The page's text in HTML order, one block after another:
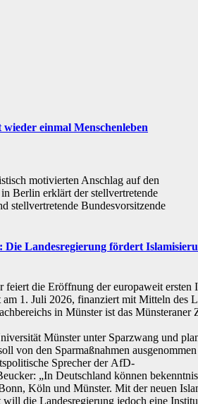
wieder einmal Menschenleben
motivierten Anschlag auf den
Berlin erklärt der stellvertretende
stellvertretende Bundesvorsitzende
Landesregierung fördert
feiert die Eröffnung der europaweit ersten
1. Juli 2026, finanziert mit Mitteln des
in Münster ist das
Münster unter Sparzwang und
von den Sparmaßnahmen
Sprecher der AfD-
„In Deutschland können
Köln und Münster. Mit der neuen
die Landesregierung jedoch eine